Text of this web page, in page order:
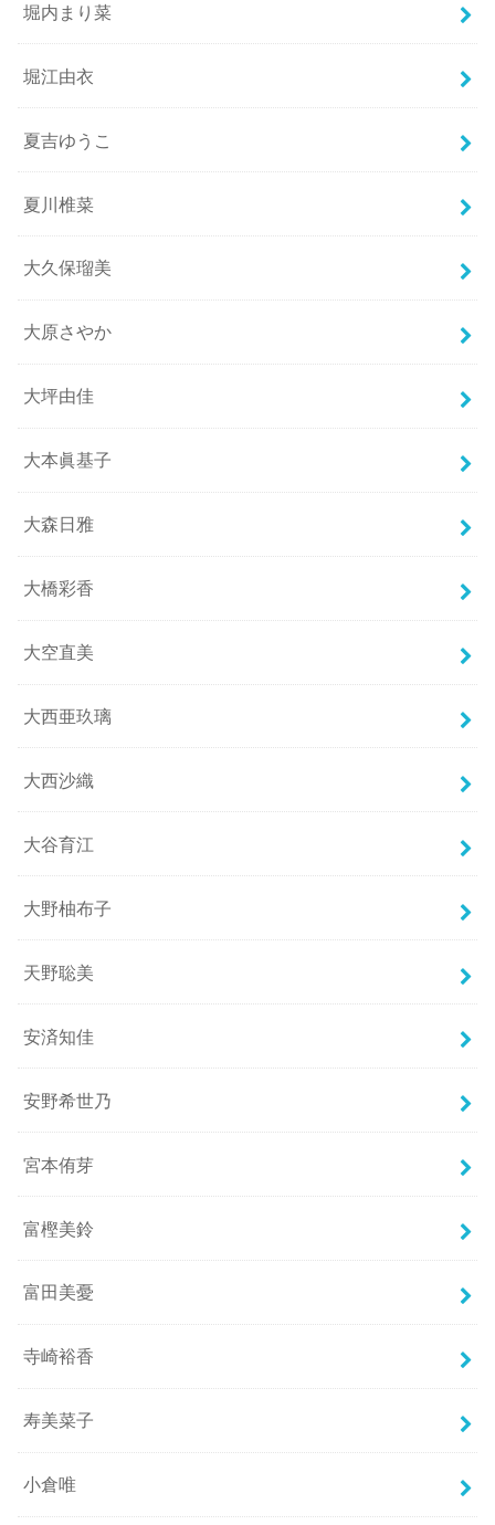
堀内まり菜
堀江由衣
夏吉ゆうこ
夏川椎菜
大久保瑠美
大原さやか
大坪由佳
大本眞基子
大森日雅
大橋彩香
大空直美
大西亜玖璃
大西沙織
大谷育江
大野柚布子
天野聡美
安済知佳
安野希世乃
宮本侑芽
富樫美鈴
富田美憂
寺崎裕香
寿美菜子
小倉唯